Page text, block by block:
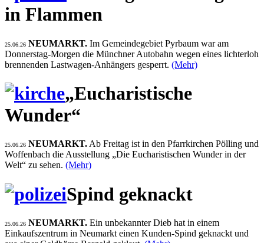
in Flammen
25.06.26 NEUMARKT. Im Gemeindegebiet Pyrbaum war am
Donnerstag-Morgen die Münchner Autobahn wegen eines lichterloh
brennenden Lastwagen-Anhängers gesperrt. (Mehr)
„Eucharistische
Wunder“
25.06.26 NEUMARKT. Ab Freitag ist in den Pfarrkirchen Pölling und
Woffenbach die Ausstellung „Die Eucharistischen Wunder in der
Welt“ zu sehen. (Mehr)
Spind geknackt
25.06.26 NEUMARKT. Ein unbekannter Dieb hat in einem
Einkaufszentrum in Neumarkt einen Kunden-Spind geknackt und